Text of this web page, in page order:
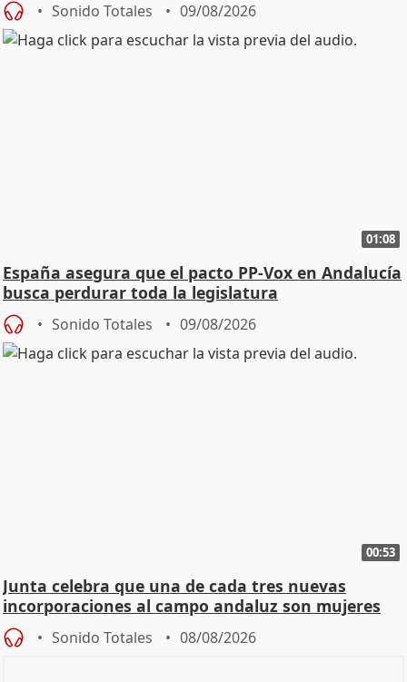
Sonido Totales 09/08/2026
01:08
España asegura que el pacto PP-Vox en Andalucía
busca perdurar toda la legislatura
Sonido Totales 09/08/2026
00:53
Junta celebra que una de cada tres nuevas
incorporaciones al campo andaluz son mujeres
jóvenes
Sonido Totales 08/08/2026